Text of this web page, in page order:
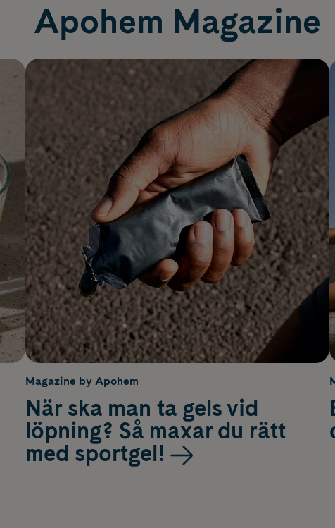
Apohem Magazine
Magazine by Apohem
När ska man ta gels vid
löpning? Så maxar du rätt
med sportgel!